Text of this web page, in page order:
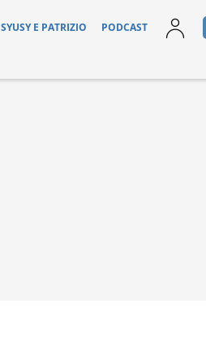
SYUSY E PATRIZIO PODCAST